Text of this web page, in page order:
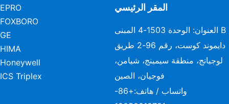
EPRO
FOXBORO
GE
HIMA
Honeywell
ICS Triplex
المقر الرئيسي
العنوان: الوحدة 1503-4 المبنى B
دايموند كوست، رقم 96-2 طريق
لوجيانج، منطقة سيمينج، شيامن،
فوجيان، الصين
واتساب / هاتف:
+86-